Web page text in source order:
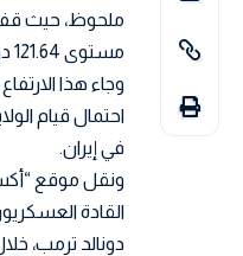
مستوى 121.64 دولار للبرميل.
وجاء هذا
احتمال قيام
في إيران.
ونقل موقع
القادة
دونالد ترمب،